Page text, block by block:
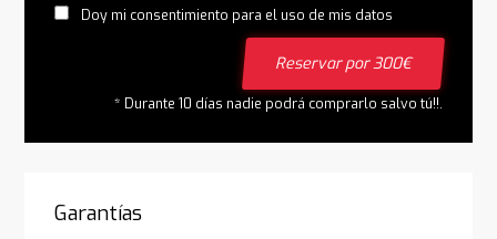
Doy mi consentimiento para el uso de mis datos
Reservar por 300€
* Durante 10 días nadie podrá comprarlo salvo tú!!.
Garantías